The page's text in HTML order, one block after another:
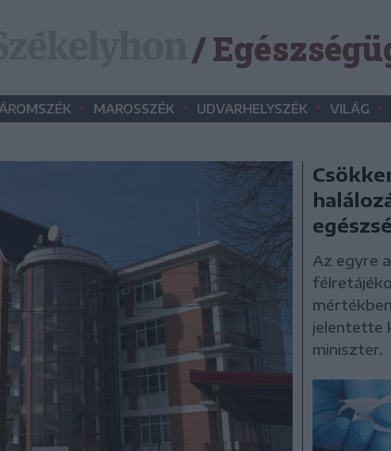
/
• MAROSSZÉK • UDVARHELYSZÉK • VILÁG •
Az egyre
jelentette
miniszter.